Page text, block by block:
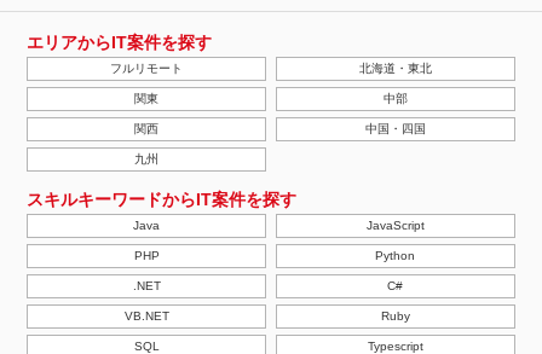
エリアからIT案件を探す
フルリモート 北海道・東北
関東 中部
関西 中国・四国
九州
スキルキーワードからIT案件を探す
Java JavaScript
PHP Python
.NET C#
VB.NET Ruby
SQL Typescript